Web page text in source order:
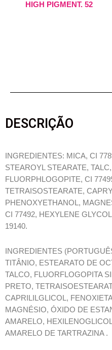
HIGH PIGMENT. 52
DESCRIÇÃO
INGREDIENTES: MICA, CI
STEAROYL STEARATE,
FLUORPHLOGOPITE, CI
TETRAISOSTEARATE,
PHENOXYETHANOL,
CI 77492, HEXYLENE
19140.
INGREDIENTES
TITÂNIO, ESTEARATO DE
TALCO, FLUORFLOGOPITA
PRETO,
CAPRILILGLICOL,
MAGNÉSIO, ÓXIDO DE
AMARELO,
AMARELO DE TARTRAZINA .